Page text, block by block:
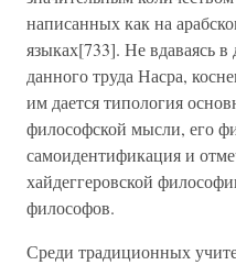
написанных как на
языках[733]. Не вдаваясь в
данного труда Насра,
им дается типология
философской мысли, его
самоидентификация и
хайдеггеровской
философов.
Среди традиционных